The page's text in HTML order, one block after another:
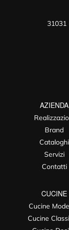
31031
AZIENDA
Brand
Cataloghi
Servizi
Contatti
CUCINE
Cucine
Cucine